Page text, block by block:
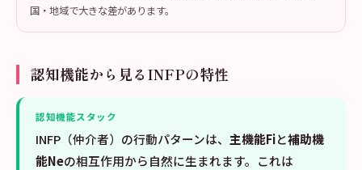
国・地域で大きな差があります。
認知機能から見るINFPの特性
認知機能スタック
INFP（仲介者）の行動パターンは、 主機能Fiと補助機
能Neの相互作用から自然に生まれます。これは